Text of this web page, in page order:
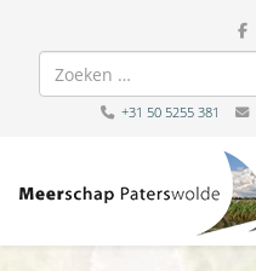
Zoeken
+31 50 5255 381